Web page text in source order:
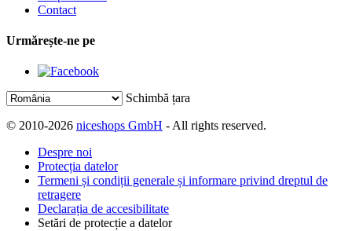
Contact
Urmărește-ne pe
Schimbă țara
© 2010-2026 niceshops GmbH - All rights reserved.
Despre noi
Protecția datelor
Termeni și condiții generale și informare privind dreptul de
retragere
Declarația de accesibilitate
Setări de protecție a datelor